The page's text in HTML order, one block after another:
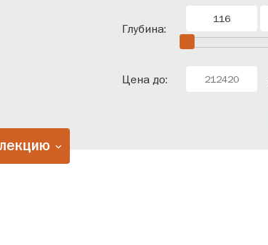
Глубина:
Цена до: